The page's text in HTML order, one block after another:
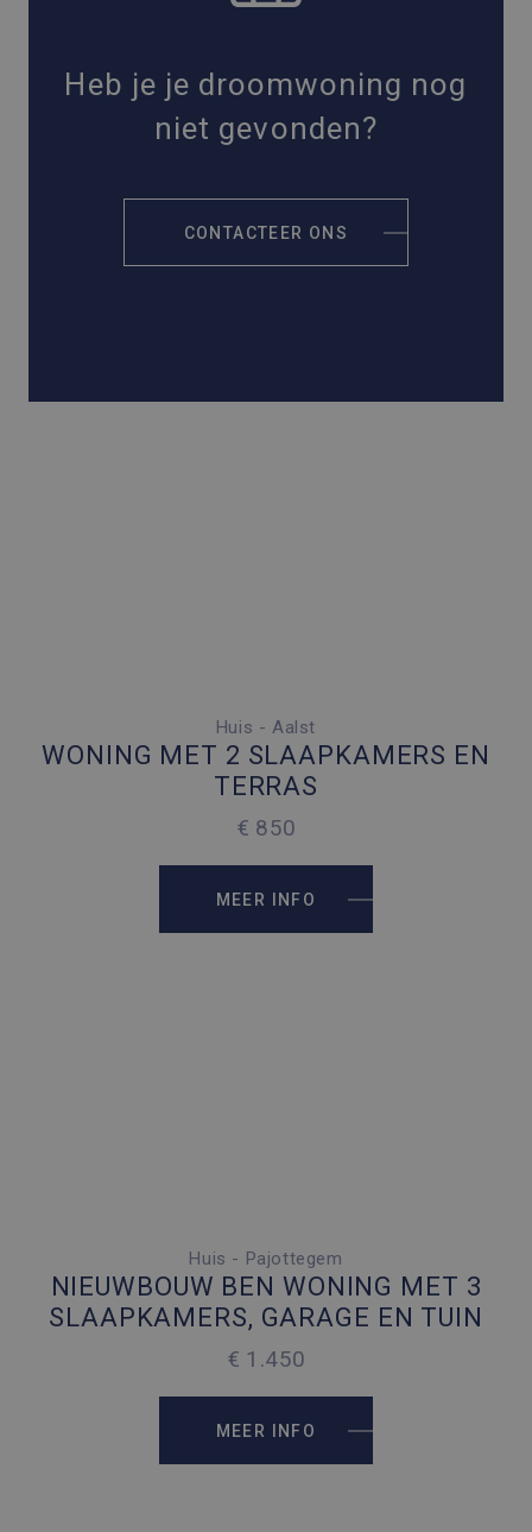
Heb je je droomwoning nog
niet gevonden?
CONTACTEER ONS
2 SLAAPKAMERS
1 PARKEERPLAATS
Huis - Aalst
WONING MET 2 SLAAPKAMERS EN
TERRAS
€ 850
MEER INFO
3 SLAAPKAMERS
2 PARKEERPLAATSEN
312 M2
Huis - Pajottegem
NIEUWBOUW BEN WONING MET 3
SLAAPKAMERS, GARAGE EN TUIN
€ 1.450
MEER INFO